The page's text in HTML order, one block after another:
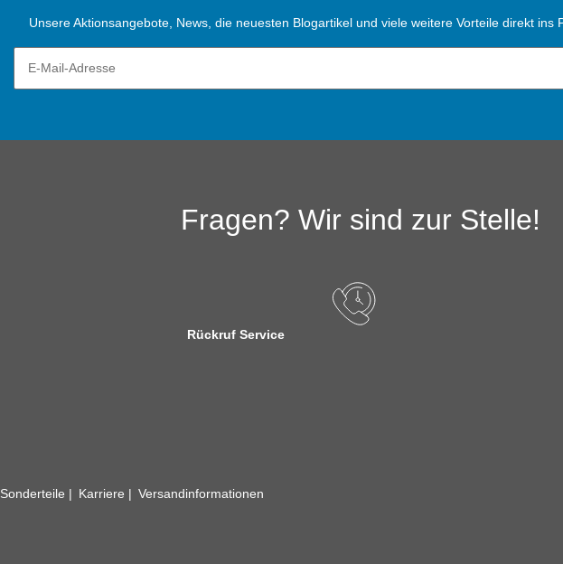
Unsere Aktionsangebote, News, die neuesten Blogartikel und viele weitere Vorteile direkt ins
Fragen? Wir sind zur Stelle!
Rückruf Service
Sonderteile Karriere Versandinformationen